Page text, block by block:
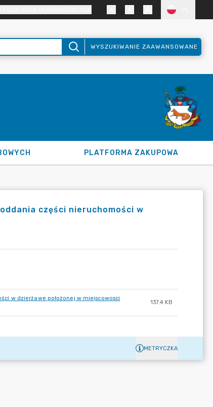
WYSZUKIWANIE ZAAWANSOWANE
PLATFORMA ZAKUPOWA
części nieruchomości w
w dzierżawe położonej w miejscowosci
137.4 KB
METRYCZKA